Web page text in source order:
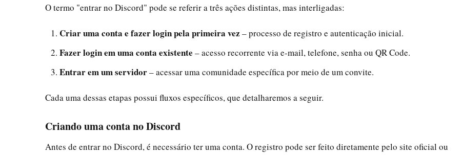
O termo "entrar no Discord" pode se referir a três ações distintas, mas interligadas:
Criar uma conta e fazer login pela primeira vez – processo de registro e autenticação inicial.
Fazer login em uma conta existente – acesso recorrente via e-mail, telefone, senha ou QR Code.
Entrar em um servidor– acessar uma comunidade específica por meio de um convite.
Cada uma dessas etapas possui fluxos específicos, que detalharemos a seguir.
Criando uma conta no Discord
Antes de entrar no Discord, é necessário ter uma conta. O registro pode ser feito diretamente pelo site oficial ou